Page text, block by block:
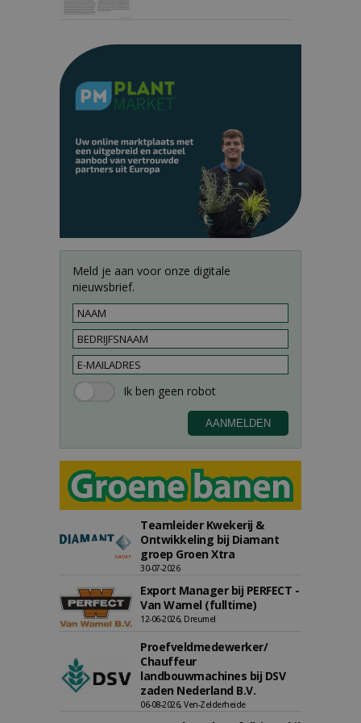
Meld je aan voor onze digitale
nieuwsbrief.
Teamleider Kwekerij &
Ontwikkeling bij Diamant
groep Groen Xtra
30-07-2026
Export Manager bij PERFECT -
Van Wamel (fulltime)
12-06-2026, Dreumel
Proefveldmedewerker/
Chauffeur
landbouwmachines bij DSV
zaden Nederland B.V.
06-08-2026, Ven-Zelderheide